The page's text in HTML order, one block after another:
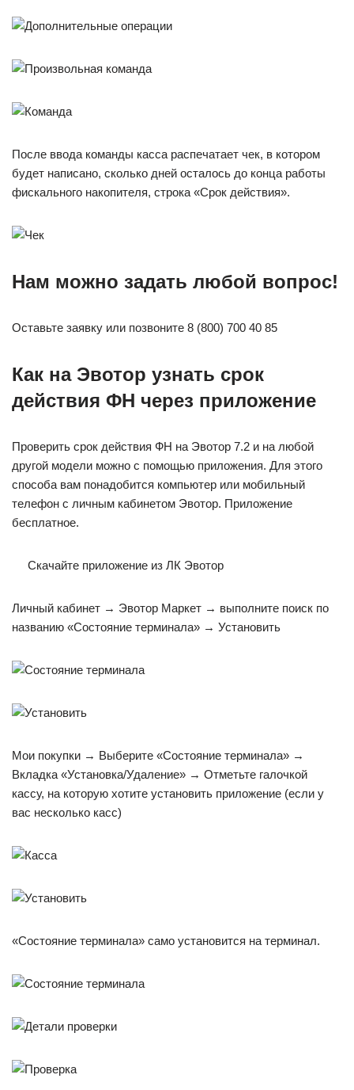
После ввода команды касса распечатает чек, в котором
будет написано, сколько дней осталось до конца работы
фискального накопителя, строка «Срок действия».
Нам можно задать любой вопрос!
Оставьте заявку или позвоните 8 (800) 700 40 85
Как на Эвотор узнать срок
действия ФН через приложение
Проверить срок действия ФН на Эвотор 7.2 и на любой
другой модели можно с помощью приложения. Для этого
способа вам понадобится компьютер или мобильный
телефон с личным кабинетом Эвотор. Приложение
бесплатное.
Скачайте приложение из ЛК Эвотор
Личный кабинет → Эвотор Маркет → выполните поиск по
названию «Состояние терминала» → Установить
Мои покупки → Выберите «Состояние терминала» →
Вкладка «Установка/Удаление» → Отметьте галочкой
кассу, на которую хотите установить приложение (если у
вас несколько касс)
«Состояние терминала» само установится на терминал.